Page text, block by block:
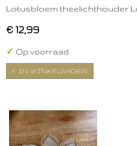
Lotusbloem theelichthouder
€ 12,99
✓ Op voorraad
IN WINKELWAGEN